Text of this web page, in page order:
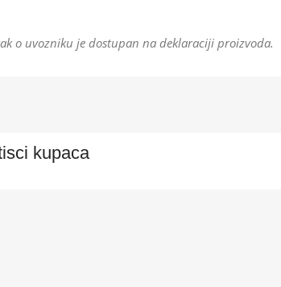
o uvozniku je dostupan na deklaraciji proizvoda.
kupaca